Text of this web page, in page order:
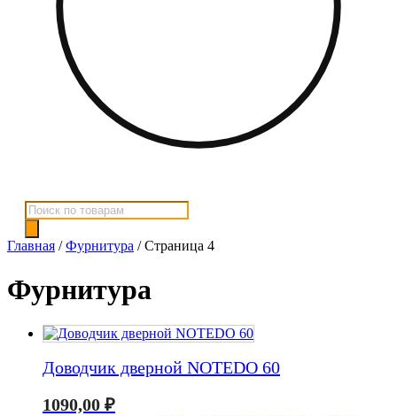
Поиск
товаров
Главная /Фурнитура / Страница 4
Фурнитура
Доводчик дверной NOTEDO 60
1090,00 ₽